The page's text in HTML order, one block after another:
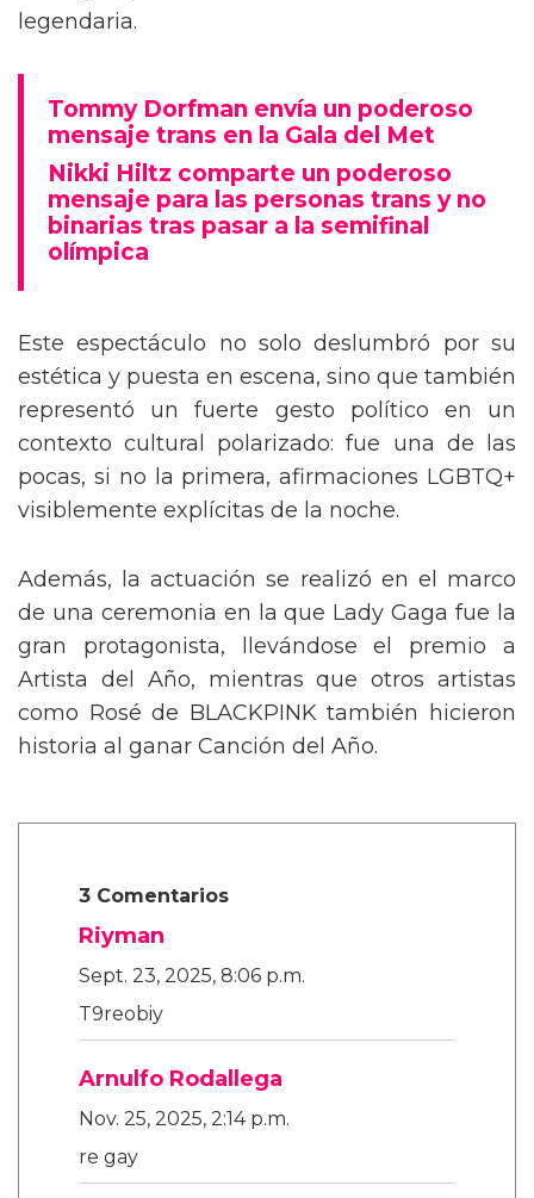
legendaria.
Tommy Dorfman envía un poderoso
mensaje trans en la Gala del Met
Nikki Hiltz comparte un poderoso
mensaje para las personas trans y no
binarias tras pasar a la semifinal
olímpica
Este espectáculo no solo deslumbró por su
estética y puesta en escena, sino que también
representó un fuerte gesto político en un
contexto cultural polarizado: fue una de las
pocas, si no la primera, afirmaciones LGBTQ+
visiblemente explícitas de la noche.
Además, la actuación se realizó en el marco
de una ceremonia en la que Lady Gaga fue la
gran protagonista, llevándose el premio a
Artista del Año, mientras que otros artistas
como Rosé de BLACKPINK también hicieron
historia al ganar Canción del Año.
3 Comentarios
Riyman
Sept. 23, 2025, 8:06 p.m.
T9reobiy
Arnulfo Rodallega
Nov. 25, 2025, 2:14 p.m.
re gay